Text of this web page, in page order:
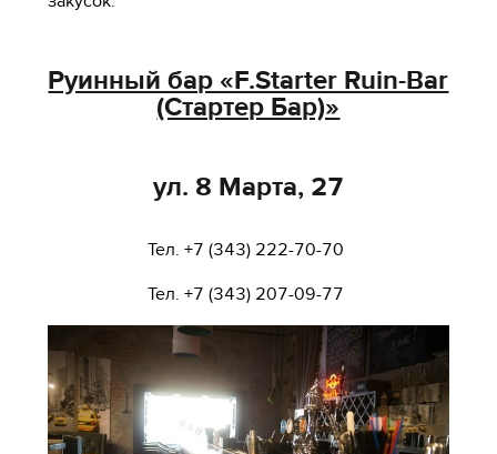
Руинный бар «F.Starter Ruin-Bar
(Стартер Бар)»
ул. 8 Марта, 27
Тел. +7 (343) 222-70-70
Тел. +7 (343) 207-09-77